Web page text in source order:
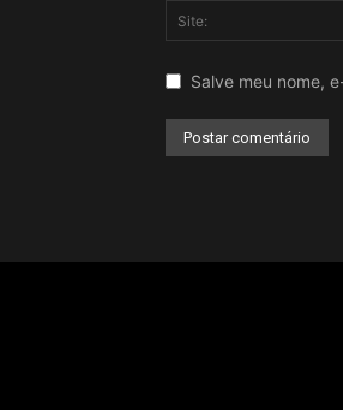
Salve meu nome,